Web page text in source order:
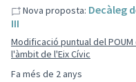
Fa més de 2 anys
Nova proposta: Decàleg
III
Modificació puntual del
l'àmbit de l'Eix Cívic